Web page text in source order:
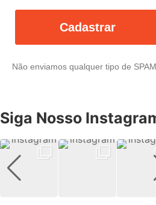
Cadastrar
Não enviamos qualquer tipo de SPAM.
Siga Nosso